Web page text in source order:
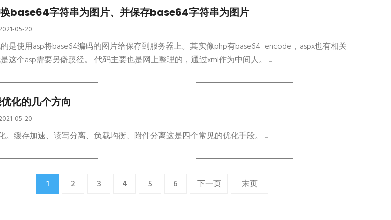
base64字符串为图片、并保存base64字符串为图片
05-20
是使用asp将base64编码的图片给保存到服务器上。其实像php有base64_encode，aspx也有相关
这个asp需要另僻蹊径。 代码主要也是网上整理的，通过xml作为中间人。 ...
化的几个方向
05-20
。缓存加速、读写分离、负载均衡、附件分离这是四个常见的优化手段。 ...
1 2 3 4 5 6 下一页 末页